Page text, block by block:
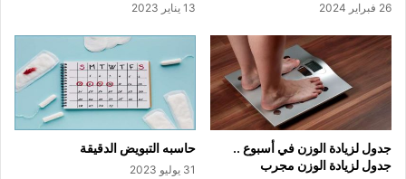
26 فبراير 2024 13 يناير 2023
جدول لزيادة الوزن في أسبوع ..
جدول لزيادة الوزن مجرب
حاسبه التبويض الدقيقة
31 يوليو 2023